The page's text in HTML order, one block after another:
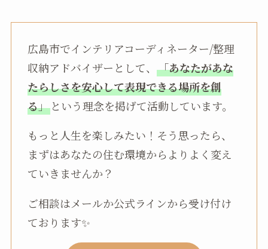
広島市でインテリアコーディネーター/整理
収納アドバイザーとして、 「あなたがあな
たらしさを安心して表現できる場所を創
る」という理念を掲げて活動しています。
もっと人生を楽しみたい！そう思ったら、
まずはあなたの住む環境からよりよく変え
ていきませんか？
ご相談はメールか公式ラインから受け付け
ております✨